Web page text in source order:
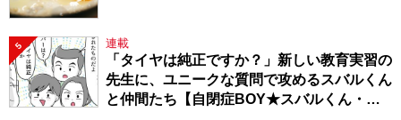
5 連載
「タイヤは純正ですか？」新しい教育実習の
先生に、ユニークな質問で攻めるスバルくん
と仲間たち【自閉症BOY★スバルくん・